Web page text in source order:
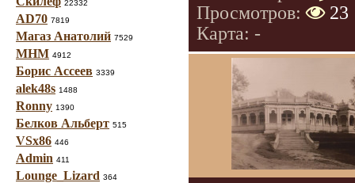
22332
AD70 7819
Магаз Анатолий 7529
МНМ 4912
Борис Ассеев 3339
alek48s 1488
Ronny 1390
Белков Альберт 515
VSx86 446
Admin 411
Lounge_Lizard 364
Просмотров:
23
Карта: -